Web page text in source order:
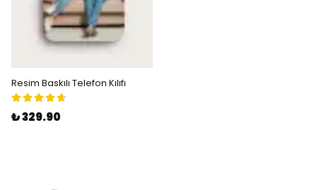
Resim Baskılı Telefon Kılıfı
₺ 329.90